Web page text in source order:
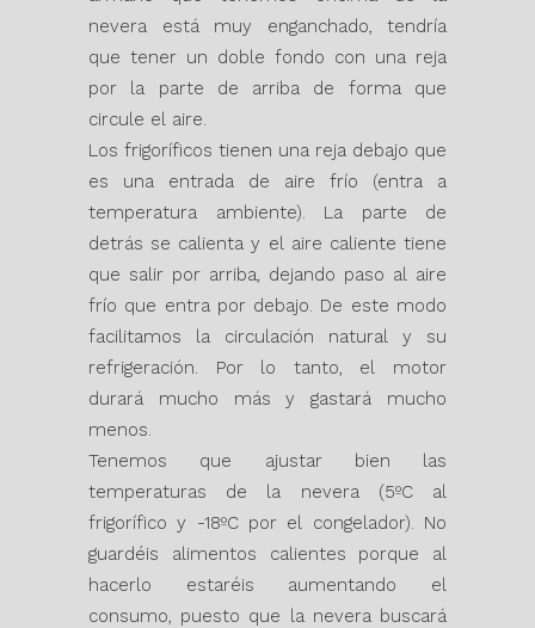
nevera está muy enganchado, tendría
que tener un doble fondo con una reja
por la parte de arriba de forma que
circule el aire.
Los frigoríficos tienen una reja debajo que
es una entrada de aire frío (entra a
temperatura ambiente). La parte de
detrás se calienta y el aire caliente tiene
que salir por arriba, dejando paso al aire
frío que entra por debajo. De este modo
facilitamos la circulación natural y su
refrigeración. Por lo tanto, el motor
durará mucho más y gastará mucho
menos.
Tenemos que ajustar bien las
temperaturas de la nevera (5ºC al
frigorífico y -18ºC por el congelador). No
guardéis alimentos calientes porque al
hacerlo estaréis aumentando el
consumo, puesto que la nevera buscará